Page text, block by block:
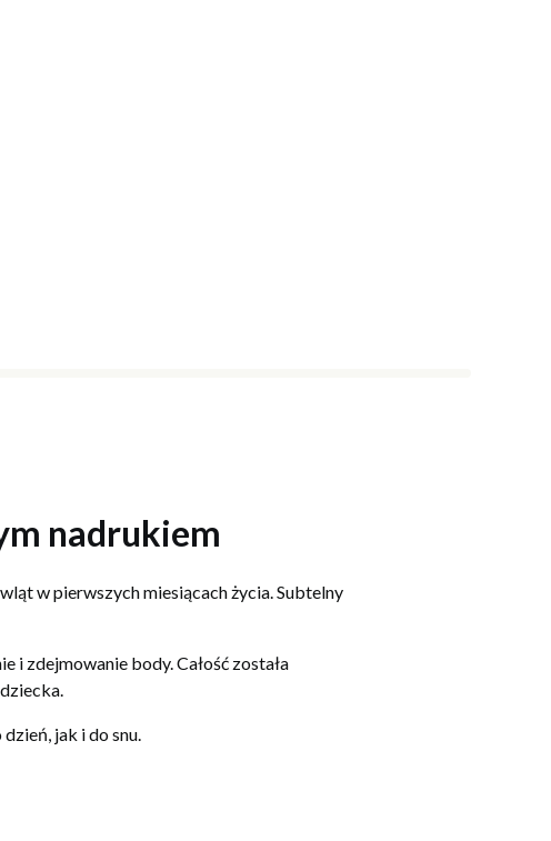
nadrukiem
w pierwszych miesiącach życia. Subtelny
i zdejmowanie body. Całość została
jak i do snu.